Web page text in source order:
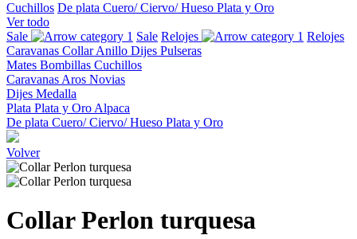
Cuchillos De plata Cuero/ Ciervo/ Hueso Plata y Oro
Ver todo
Sale
Sale Relojes
Relojes
Caravanas CollarAnillo Dijes Pulseras
Mates Bombillas Cuchillos
Caravanas Aros Novias
Dijes Medalla
Plata Plata y Oro Alpaca
De plata Cuero/ Ciervo/ Hueso Plata y Oro
Volver
Collar Perlon turquesa